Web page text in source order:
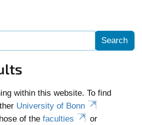
within this website. To find
University of Bonn
of the faculties
or